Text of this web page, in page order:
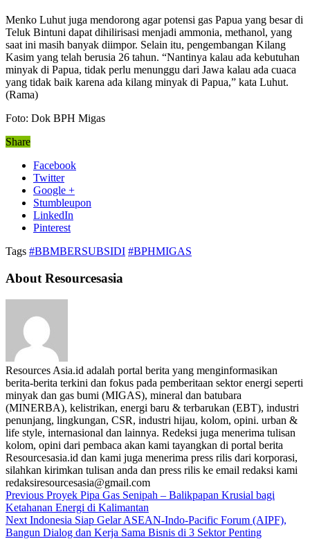
Menko Luhut juga mendorong agar potensi gas Papua yang besar di
Teluk Bintuni dapat dihilirisasi menjadi ammonia, methanol, yang
saat ini masih banyak diimpor. Selain itu, pengembangan Kilang
Kasim yang telah berusia 26 tahun. “Nantinya kalau ada kebutuhan
minyak di Papua, tidak perlu menunggu dari Jawa kalau ada cuaca
yang tidak baik karena ada kilang minyak di Papua,” kata Luhut.
(Rama)
Foto: Dok BPH Migas
Share
Facebook
Twitter
Google +
Stumbleupon
LinkedIn
Pinterest
Tags #BBMBERSUBSIDI #BPHMIGAS
About Resourcesasia
Resources Asia.id adalah portal berita yang menginformasikan
berita-berita terkini dan fokus pada pemberitaan sektor energi seperti
minyak dan gas bumi (MIGAS), mineral dan batubara
(MINERBA), kelistrikan, energi baru & terbarukan (EBT), industri
penunjang, lingkungan, CSR, industri hijau, kolom, opini. urban &
life style, internasional dan lainnya. Redeksi juga menerima tulisan
kolom, opini dari pembaca akan kami tayangkan di portal berita
Resourcesasia.id dan kami juga menerima press rilis dari korporasi,
silahkan kirimkan tulisan anda dan press rilis ke email redaksi kami
redaksiresourcesasia@gmail.com
Previous Proyek Pipa Gas Senipah – Balikpapan Krusial bagi
Ketahanan Energi di Kalimantan
Next Indonesia Siap Gelar ASEAN-Indo-Pacific Forum (AIPF),
Bangun Dialog dan Kerja Sama Bisnis di 3 Sektor Penting